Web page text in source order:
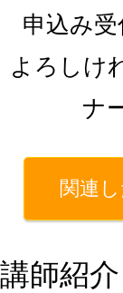
申込み受
よろしけ
ナ
関連
講師紹介